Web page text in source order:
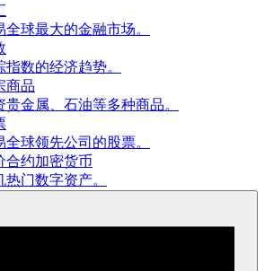
全球最大的金融市场。
指数的经济趋势。
商品
贵金属、石油等多种商品。
全球领先公司的股票。
合约加密货币
热门数字资产。